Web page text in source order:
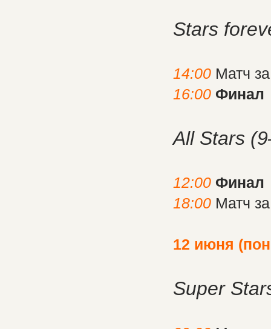
Stars
14:00 Матч
16:00 Финал
All Stars
12:00 Финал
18:00 Матч
12 июня
Super